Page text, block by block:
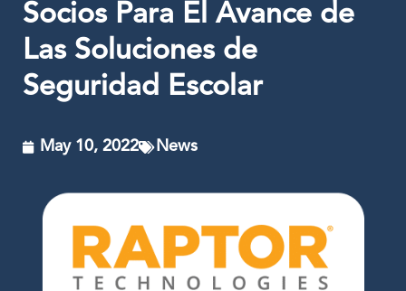
Socios Para El Avance de
Las Soluciones de
Seguridad Escolar
May 10, 2022 News